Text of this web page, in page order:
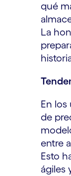
qué
La
En los
de
entre
Esto
ágiles